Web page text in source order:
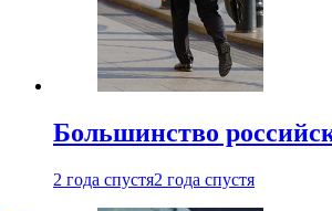
Большинство
2 года спустя2 года спустя